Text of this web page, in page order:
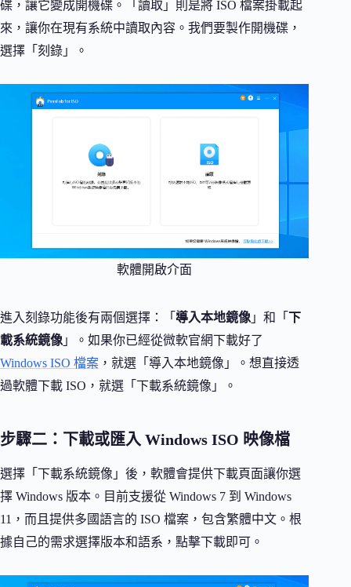
碟，讓它變成開機碟。「讀取」則是將 ISO 檔案掛載起
來，讓你在現有系統中讀取內容。我們要製作開機碟，
選擇「刻錄」。
軟體開啟介面
進入刻錄功能後有兩個選擇：「 導入本地鏡像 」和「 下
載系統鏡像 」。如果你已經從微軟官網下載好了
Windows ISO 檔案 ，就選「導入本地鏡像」。想直接透
過軟體下載 ISO，就選「下載系統鏡像」。
步驟二：下載或匯入 Windows ISO 映像檔
選擇「下載系統鏡像」後，軟體會提供下載頁面讓你選
擇 Windows 版本。目前支援從 Windows 7 到 Windows
11，而且提供多國語言的 ISO 檔案，包含繁體中文。根
據自己的需求選擇版本和語系，點擊下載即可。